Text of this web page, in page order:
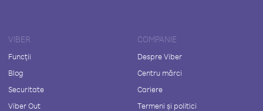
VIBER
Funcții
Blog
Securitate
Viber Out
COMPANIE
Despre Viber
Centru mărci
Cariere
Termeni și politici